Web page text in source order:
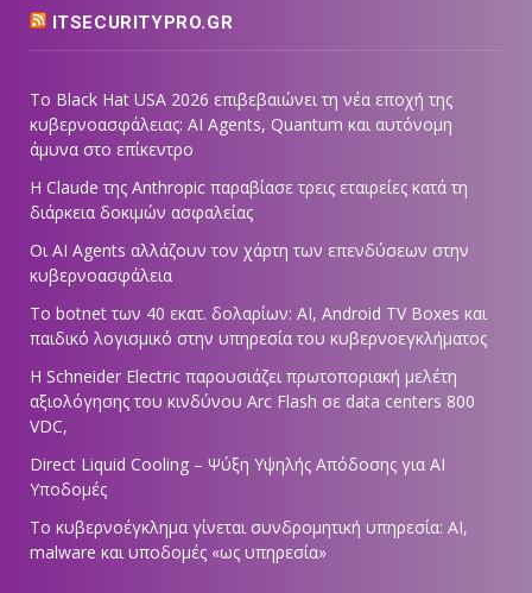
ITSECURITYPRO.GR
Το Black Hat USA 2026 επιβεβαιώνει τη νέα εποχή της
κυβερνοασφάλειας: AI Agents, Quantum και αυτόνομη
άμυνα στο επίκεντρο
Η Claude της Anthropic παραβίασε τρεις εταιρείες κατά τη
διάρκεια δοκιμών ασφαλείας
Οι AI Agents αλλάζουν τον χάρτη των επενδύσεων στην
κυβερνοασφάλεια
Το botnet των 40 εκατ. δολαρίων: AI, Android TV Boxes και
παιδικό λογισμικό στην υπηρεσία του κυβερνοεγκλήματος
Η Schneider Electric παρουσιάζει πρωτοποριακή μελέτη
αξιολόγησης του κινδύνου Arc Flash σε data centers 800
VDC,
Direct Liquid Cooling – Ψύξη Υψηλής Απόδοσης για AI
Υποδομές
Το κυβερνοέγκλημα γίνεται συνδρομητική υπηρεσία: AI,
malware και υποδομές «ως υπηρεσία»